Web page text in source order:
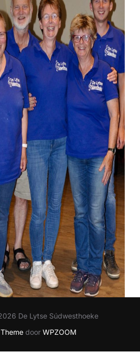
De Lytse Súdwesthoeke
door WPZOOM